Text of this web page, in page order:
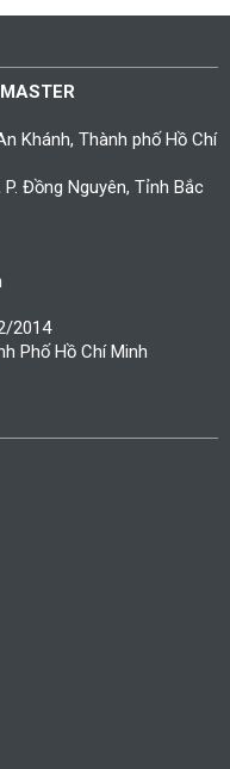
Khánh, Thành phố Hồ Chí
Đồng Nguyên, Tỉnh Bắc
2014
Phố Hồ Chí Minh